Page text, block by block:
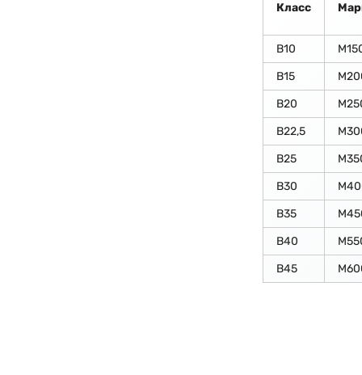
Класс
В10
В15
В20
В22,5
В25
В30
В35
В40
В45